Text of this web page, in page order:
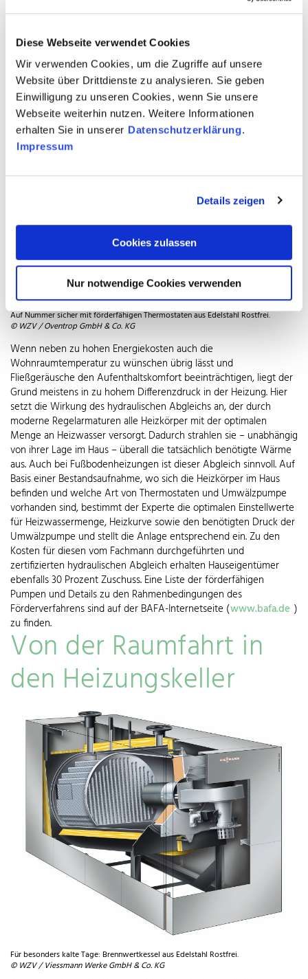
Diese Webseite verwendet Cookies
Wir verwenden Cookies, um die Zugriffe auf unsere
Website über Drittdienste zu analysieren. Sie geben
Einwilligung zu unseren Cookies, wenn Sie unsere
Webseite weiterhin nutzen. Weitere Informationen
erhalten Sie in unserer Datenschutzerklärung.
Impressum
Details zeigen
Cookies zulassen
Nur notwendige Cookies verwenden
Auf Nummer sicher mit förderfähigen Thermostaten aus Edelstahl Rostfrei.
© WZV / Oventrop GmbH & Co. KG
Wenn neben zu hohen Energiekosten auch die
Wohnraumtemperatur zu wünschen übrig lässt und
Fließgeräusche den Aufenthaltskomfort beeinträchtigen, liegt der
Grund meistens in zu hohem Differenzdruck in der Heizung. Hier
setzt die Wirkung des hydraulischen Abgleichs an, der durch
moderne Regelarmaturen alle Heizkörper mit der optimalen
Menge an Heizwasser versorgt. Dadurch strahlen sie – unabhängig
von ihrer Lage im Haus – überall die tatsächlich benötigte Wärme
aus. Auch bei Fußbodenheizungen ist dieser Abgleich sinnvoll. Auf
Basis einer Bestandsaufnahme, wo sich die Heizkörper im Haus
befinden und welche Art von Thermostaten und Umwälzpumpe
vorhanden sind, bestimmt der Experte die optimalen Einstellwerte
für Heizwassermenge, Heizkurve sowie den benötigten Druck der
Umwälzpumpe und stellt die Anlage entsprechend ein. Zu den
Kosten für diesen vom Fachmann durchgeführten und
zertifizierten hydraulischen Abgleich erhalten Hauseigentümer
ebenfalls 30 Prozent Zuschuss. Eine Liste der förderfähigen
Pumpen und Details zu den Rahmenbedingungen des
Förderverfahrens sind auf der BAFA-Internetseite (www.bafa.de )
zu finden.
Von der Raumfahrt in
den Heizungskeller
Für besonders kalte Tage: Brennwertkessel aus Edelstahl Rostfrei.
© WZV / Viessmann Werke GmbH & Co. KG